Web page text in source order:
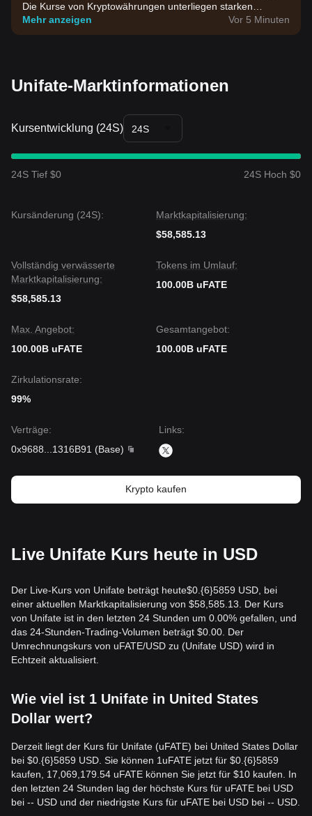
Die Kurse von Kryptowährungen unterliegen starken
Schwankungen. Bitte treffen Sie Investmententscheidungen
entsprechend Ihrer eigenen Risikobereitschaft.
Mehr anzeigen Vor 5 Minuten
Unifate-Marktinformationen
Kursentwicklung (24S) 24S
24S Tief $0 24S Hoch $0
Kursänderung (24S):
Marktkapitalisierung:
$58,585.13
Vollständig verwässerte
Marktkapitalisierung:
$58,585.13
Tokens im Umlauf:
100.00B uFATE
Max. Angebot:
100.00B uFATE
Gesamtangebot:
100.00B uFATE
Zirkulationsrate:
99%
Verträge:
0x9688
1316B91 (Base)
Links:
Krypto kaufen
Live Unifate Kurs heute in USD
Der Live-Kurs von Unifate beträgt heute$0.{​6}5859 USD, bei
einer aktuellen Marktkapitalisierung von $58,585.13. Der Kurs
von Unifate ist in den letzten 24 Stunden um 0.00% gefallen, und
das 24-Stunden-Trading-Volumen beträgt $0.00. Der
Umrechnungskurs von uFATE/USD zu (Unifate USD) wird in
Echtzeit aktualisiert.
Wie viel ist 1 Unifate in United States
Dollar wert?
Derzeit liegt der Kurs für Unifate (uFATE) bei United States Dollar
bei $0.{​6}5859 USD. Sie können 1uFATE jetzt für $0.{​6}5859
kaufen, 17,069,179.54 uFATE können Sie jetzt für $10 kaufen. In
den letzten 24 Stunden lag der höchste Kurs für uFATE bei USD
bei -- USD und der niedrigste Kurs für uFATE bei USD bei -- USD.